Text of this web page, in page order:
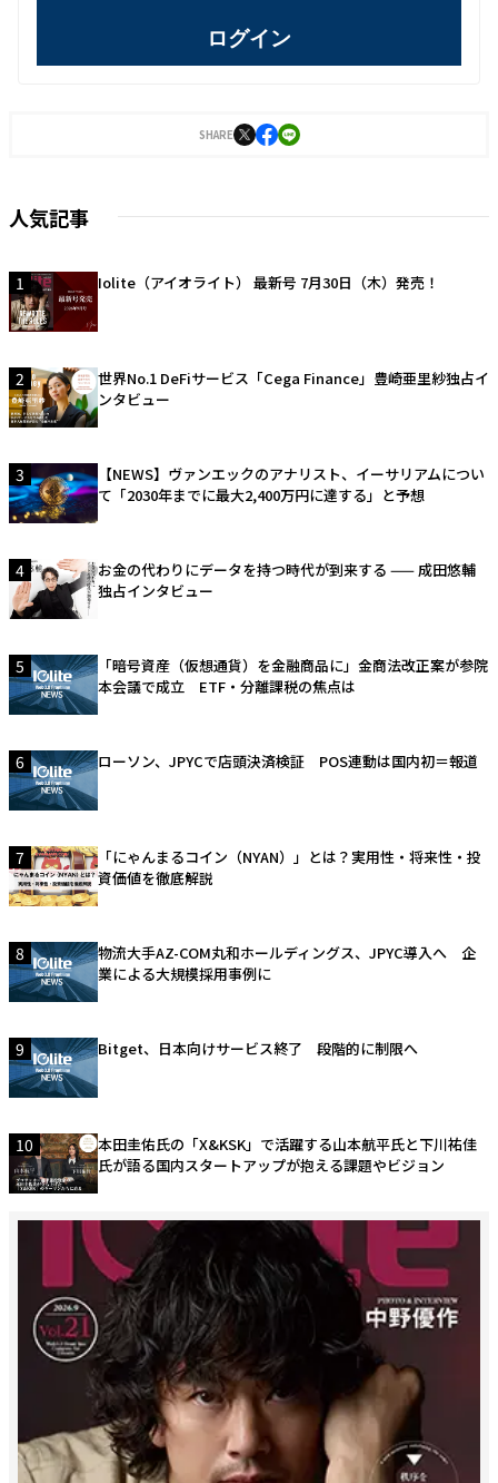
ログイン
SHARE
人気記事
1 Iolite（アイオライト） 最新号 7月30日（木）発売！
2
世界No.1 DeFiサービス「Cega Finance」豊崎亜里紗独占イ
ンタビュー
3
【NEWS】ヴァンエックのアナリスト、イーサリアムについ
て「2030年までに最大2,400万円に達する」と予想
4
お金の代わりにデータを持つ時代が到来する —— 成田悠輔
独占インタビュー
5
「暗号資産（仮想通貨）を金融商品に」金商法改正案が参院
本会議で成立 ETF・分離課税の焦点は
6 ローソン、JPYCで店頭決済検証 POS連動は国内初＝報道
7
「にゃんまるコイン（NYAN）」とは？実用性・将来性・投
資価値を徹底解説
8
物流大手AZ-COM丸和ホールディングス、JPYC導入へ 企
業による大規模採用事例に
9 Bitget、日本向けサービス終了 段階的に制限へ
10
本田圭佑氏の「X&KSK」で活躍する山本航平氏と下川祐佳
氏が語る国内スタートアップが抱える課題やビジョン